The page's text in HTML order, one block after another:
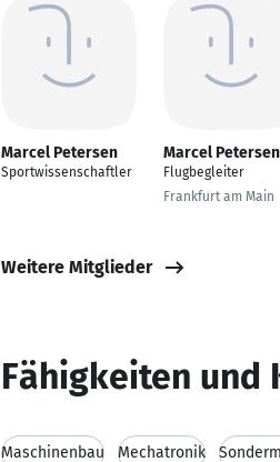
Marcel Petersen
Sportwissenschaftler
Marcel Petersen
Flugbegleiter
Frankfurt am Main
Weitere Mitglieder
Fähigkeiten und
Maschinenbau Mechatronik